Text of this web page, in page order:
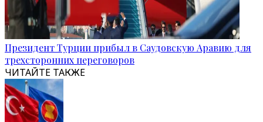
Президент Турции прибыл в Саудовскую Аравию для
трехсторонних переговоров
ЧИТАЙТЕ ТАКЖЕ